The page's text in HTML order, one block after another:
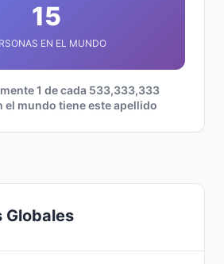
15
EN EL MUNDO
1 de cada 533,333,333
el mundo tiene este apellido
Globales